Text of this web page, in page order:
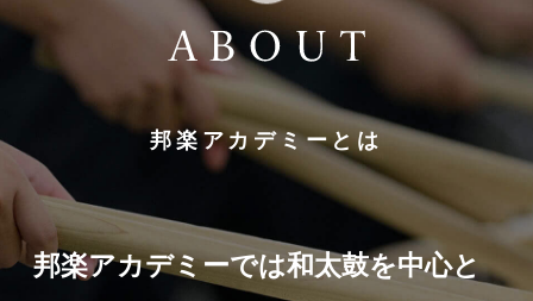
邦楽アカデミーとは
邦楽アカデミーでは和太鼓を中心と